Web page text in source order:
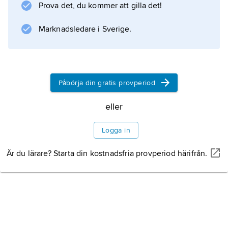
och
ECR
Information om artikeln
Prova det, du kommer att gilla det!
Marknadsledare i Sverige.
Påbörja din gratis provperiod
eller
Logga in
Är du lärare? Starta din kostnadsfria provperiod härifrån.